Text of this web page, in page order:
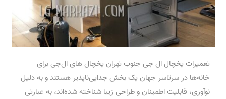
تعمیرات یخچال ال جی جنوب تهران یخچال های ال‌جی برای
خانه‌ها در سرتاسر جهان یک بخش جدایی‌ناپذیر هستند و به دلیل
نوآوری، قابلیت اطمینان و طراحی زیبا شناخته شده‌اند، به عبارتی